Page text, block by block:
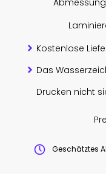
Kostenlose
Das
Drucken nicht
Geschätztes